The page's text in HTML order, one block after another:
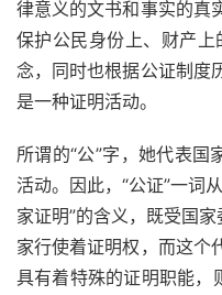
律意义的文书和事实的真
保护公民身份上、财产
念，同时也根据公证制度
是一种证明活动。
所谓的“公”字，她代表国
活动。因此，“公证”一词
家证明”的含义，既受国
家行使着证明权，而这个
具有着特殊的证明职能，